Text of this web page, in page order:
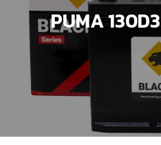
มและข่าว
ำหน่าย
บเรา
PUMA